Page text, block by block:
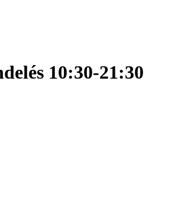
10:30-21:30